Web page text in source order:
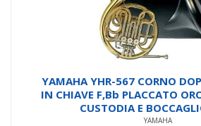
YAMAHA YHR-567 CORNO
IN CHIAVE F,Bb PLACCATO
CUSTODIA E
YAMAHA